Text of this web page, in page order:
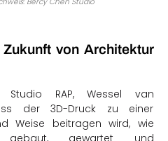
von Architektur
RAP, Wessel van
der 3D-Druck zu einer
Weise beitragen wird, wie
gebaut, gewartet und